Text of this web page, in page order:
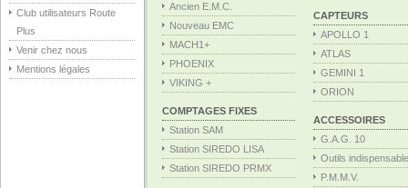
Club utilisateurs Route
Plus
Venir chez nous
Mentions légales
Ancien E.M.C.
Nouveau EMC
MACH1+
PHOENIX
VIKING +
COMPTAGES FIXES
Station SAM
Station SIREDO LISA
Station SIREDO PRMX
CAPTEURS
APOLLO 1
ATLAS
GEMINI 1
ORION
ACCESSOIRES
G.A.G. 10
Outils
P.M.M.V.